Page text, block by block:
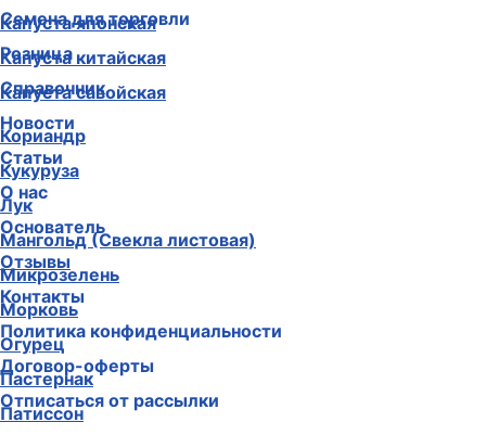
Капуста японская
Капуста китайская
Капуста савойская
Кориандр
Кукуруза
Лук
Мангольд (Свекла листовая)
Микрозелень
Морковь
Огурец
Пастернак
Патиссон
Семена для торговли
Розница
Справочник
Новости
Статьи
О нас
Основатель
Отзывы
Контакты
Политика конфиденциальности
Договор-оферты
Отписаться от рассылки